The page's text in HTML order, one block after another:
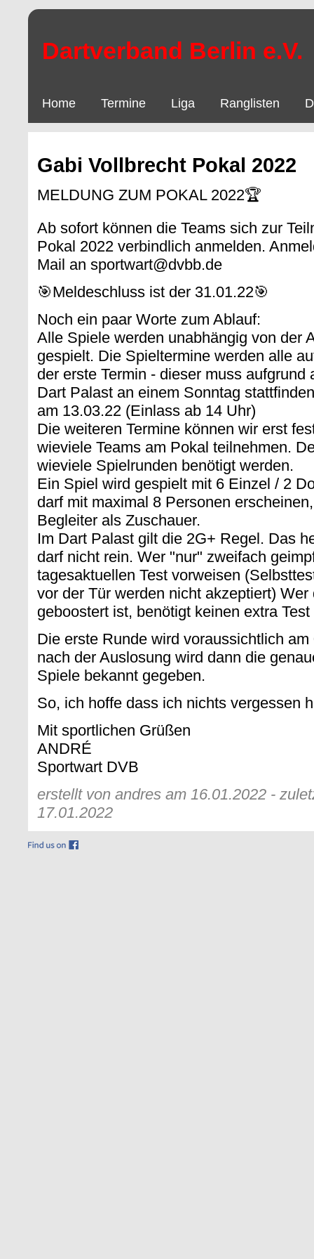
Dartverband Berlin e.V.
Home Termine Liga Ranglisten
Gabi Vollbrecht Pokal 2022
MELDUNG ZUM POKAL 2022🏆
Ab sofort können die Teams sich zur
Pokal 2022 verbindlich anmelden.
Mail an sportwart@dvbb.de
🎯Meldeschluss ist der 31.01.22🎯
Noch ein paar Worte zum Ablauf:
Alle Spiele werden unabhängig von der
gespielt. Die Spieltermine werden alle
der erste Termin - dieser muss aufgrund
Dart Palast an einem Sonntag
am 13.03.22 (Einlass ab 14 Uhr)
Die weiteren Termine können wir erst
wieviele Teams am Pokal teilnehmen.
wieviele Spielrunden benötigt werden.
Ein Spiel wird gespielt mit 6 Einzel / 2
darf mit maximal 8 Personen
Begleiter als Zuschauer.
Im Dart Palast gilt die 2G+ Regel. Das
darf nicht rein. Wer "nur" zweifach
tagesaktuellen Test vorweisen
vor der Tür werden nicht akzeptiert)
geboostert ist, benötigt keinen extra
Die erste Runde wird voraussichtlich
nach der Auslosung wird dann die
Spiele bekannt gegeben.
So, ich hoffe dass ich nichts vergessen
Mit sportlichen Grüßen
ANDRÉ
Sportwart DVB
erstellt von andres am 16.01.2022 -
17.01.2022